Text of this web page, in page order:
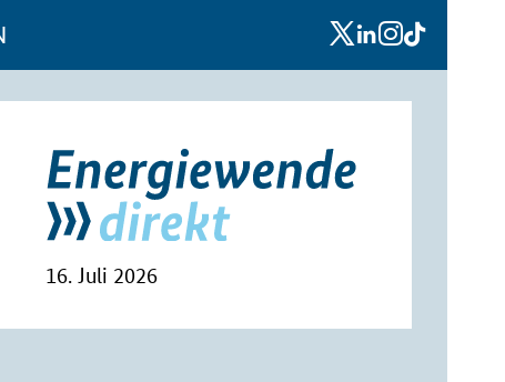
x linkedin
instagram
16. Juli 2026